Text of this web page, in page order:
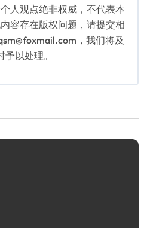
人观点绝非权威，不代表本
容存在版权问题，请提交相
，我们将及
予以处理。